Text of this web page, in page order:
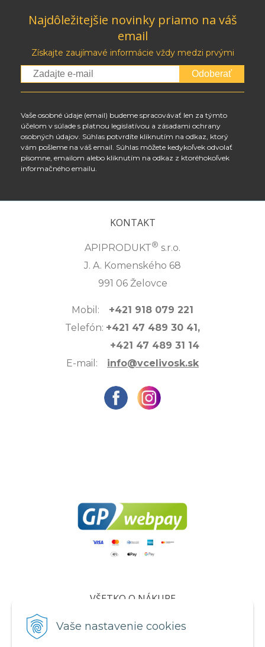
Vaše nastavenie cookies
Najdôležitejšie novinky priamo na váš
email
Získajte zaujímavé informácie vždy medzi prvými
Odoberať
Vaše osobné údaje (email) budeme spracovávať len za týmto
účelom v súlade s platnou legislatívou a zásadami ochrany
osobných údajov. Súhlas potvrdíte kliknutím na odkaz, ktorý
vám pošleme na váš email. Súhlas môžete kedykoľvek odvolať
písomne, emailom alebo kliknutím na odkaz z ktoréhokoľvek
informačného emailu.
KONTAKT
APIPRODUKT® s.r.o.
J. A. Komenského 68
991 06 Želovce
Mobil: +421 918 079 221
Telefón: +421 47 489 30 41,
+421 47 489 31 14
E-mail: info@vcelivosk.sk
VŠETKO O NÁKUPE
Certifikáty